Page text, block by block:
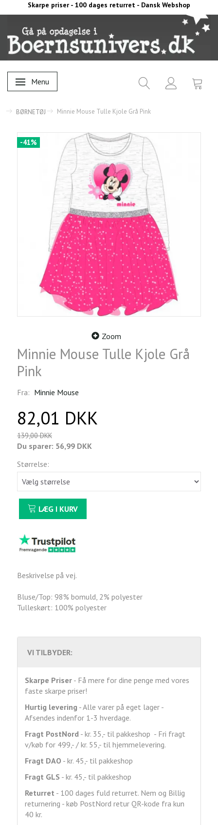
Skarpe priser - 100 dages returret - Dansk Webshop
Skifte navigation
Menu
BØRNETØJ Minnie Mouse Tulle Kjole Grå Pink
-41%
Zoom
Minnie Mouse Tulle Kjole Grå
Pink
Fra: Minnie Mouse
82,01 DKK
139,00 DKK
Du sparer: 56,99 DKK
Størrelse:
LÆG I KURV
Beskrivelse på vej.
Bluse/Top: 98% bomuld, 2% polyester
Tulleskørt: 100% polyester
VI TILBYDER:
Skarpe Priser - Få mere for dine penge med vores
faste skarpe priser!
Hurtig levering - Alle varer på eget lager -
Afsendes indenfor 1-3 hverdage.
Fragt PostNord - kr. 35,- til pakkeshop - Fri fragt
v/køb for 499,- / kr. 55,- til hjemmelevering.
Fragt DAO - kr. 45,- til pakkeshop
Fragt GLS - kr. 45,- til pakkeshop
Returret - 100 dages fuld returret. Nem og Billig
returnering - køb PostNord retur QR-kode fra kun
40 kr.